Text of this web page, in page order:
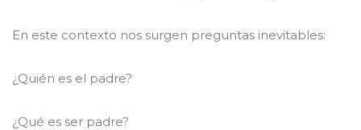
En este contexto nos surgen preguntas inevitables:
¿Quién es el padre?
¿Qué es ser padre?